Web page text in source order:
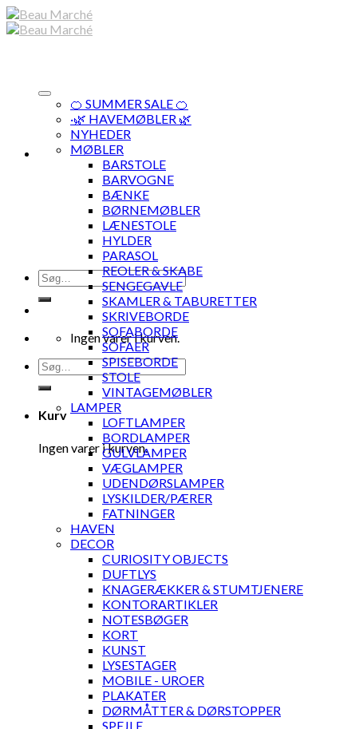
Skip
to
Søg
efter:
Ingen varer i kurven.
Søg
efter:
Kurv
Ingen varer i kurven.
🍊 SUMMER SALE 🍊
·🌿 HAVEMØBLER 🌿
NYHEDER
MØBLER
BARSTOLE
BARVOGNE
BÆNKE
BØRNEMØBLER
LÆNESTOLE
HYLDER
PARASOL
REOLER & SKABE
SENGEGAVLE
SKAMLER & TABURETTER
SKRIVEBORDE
SOFABORDE
SOFAER
SPISEBORDE
STOLE
VINTAGEMØBLER
LAMPER
LOFTLAMPER
BORDLAMPER
GULVLAMPER
VÆGLAMPER
UDENDØRSLAMPER
LYSKILDER/PÆRER
FATNINGER
HAVEN
DECOR
CURIOSITY OBJECTS
DUFTLYS
KNAGERÆKKER & STUMTJENERE
KONTORARTIKLER
NOTESBØGER
KORT
KUNST
LYSESTAGER
MOBILE - UROER
PLAKATER
DØRMÅTTER & DØRSTOPPER
SPEJLE